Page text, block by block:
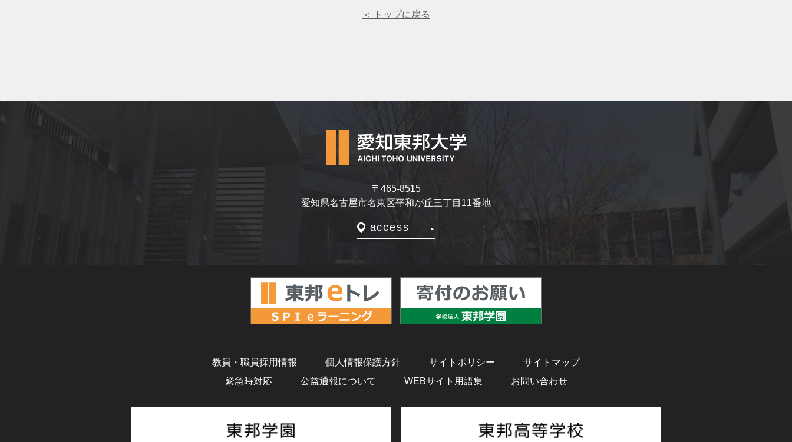
＜ トップに戻る
〒465-8515
愛知県名古屋市名東区平和が丘三丁目11番地
access
教員・職員採用情報 個人情報保護方針 サイトポリシー
サイトマップ
緊急時対応
公益通報について WEBサイト用語集 お問い合わせ